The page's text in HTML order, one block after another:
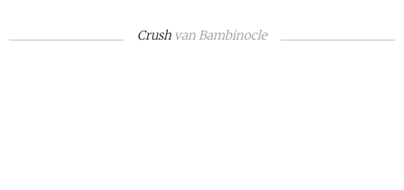
Crush vanBambinocle